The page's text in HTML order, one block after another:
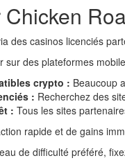
Chicken
des casinos licenciés
sur des plateformes
crypto : Beaucoup
: Recherchez des
: Tous les sites
rapide et de gains
de difficulté préféré,